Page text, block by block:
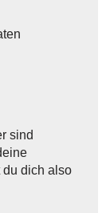
sind
du dich also